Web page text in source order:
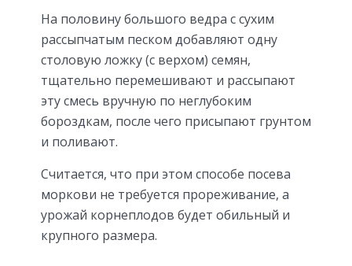
На половину большого ведра с сухим
рассыпчатым песком добавляют одну
столовую ложку (с верхом) семян,
тщательно перемешивают и рассыпают
эту смесь вручную по неглубоким
бороздкам, после чего присыпают грунтом
и поливают.
Считается, что при этом способе посева
моркови не требуется прореживание, а
урожай корнеплодов будет обильный и
крупного размера.